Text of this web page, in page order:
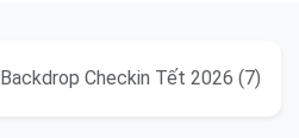
Backdrop Checkin Tết 2026 (7)